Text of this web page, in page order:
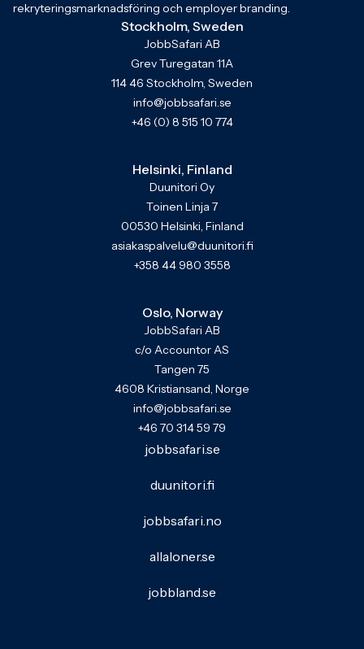
rekryteringsmarknadsföring och employer branding.
Stockholm, Sweden
JobbSafari AB
Grev Turegatan 11A
114 46 Stockholm, Sweden
info@jobbsafari.se
+46 (0) 8 515 10 774
Helsinki, Finland
Duunitori Oy
Toinen Linja 7
00530 Helsinki, Finland
asiakaspalvelu@duunitori.fi
+358 44 980 3558
Oslo, Norway
JobbSafari AB
c/o Accountor AS
Tangen 75
4608 Kristiansand, Norge
info@jobbsafari.se
+46 70 314 59 79
jobbsafari.se
duunitori.fi
jobbsafari.no
allaloner.se
jobbland.se